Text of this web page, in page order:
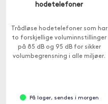
hodetelefoner
Trådløse hodetelefoner som har
to forskjellige voluminnstillinger
på 85 dB og 95 dB for sikker
volumbegrensning i alle miljøer.
På lager, sendes i morgen